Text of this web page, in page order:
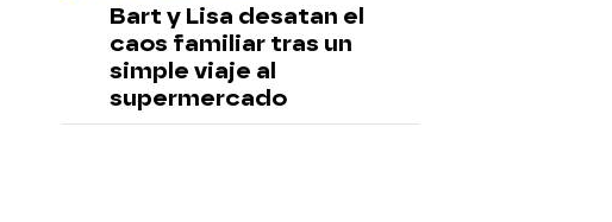
Bart y Lisa desatan el
caos familiar tras un
simple viaje al
supermercado